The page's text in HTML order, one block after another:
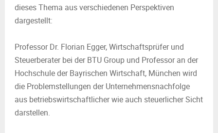
dieses Thema aus verschiedenen Perspektiven
dargestellt:
Professor Dr. Florian Egger, Wirtschaftsprüfer und
Steuerberater bei der BTU Group und Professor an der
Hochschule der Bayrischen Wirtschaft, München wird
die Problemstellungen der Unternehmensnachfolge
aus betriebswirtschaftlicher wie auch steuerlicher Sicht
darstellen.